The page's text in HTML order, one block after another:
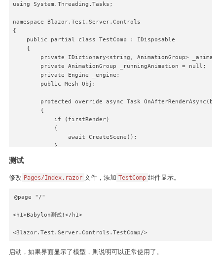
using System.Threading.Tasks;
namespace Blazor.Test.Server.Controls
{
    public partial class TestComp : IDisposable
    {
private IDictionary<string, AnimationGroup>
        private AnimationGroup _runningAnimation = null;
        private Engine _engine;
        public Mesh Obj;
protected override async Task
        {
            if (firstRender)
            {
                await CreateScene();
            }
        {
        }
        public async ValueTask CreateScene()
var canvas = await Canvas.GetElementById("test-
            var scene = await Scene.NewScene(engine);
测试
修改 Pages/Index.razor 文件，添加 TestComp 组件显示。
@page "/"
<h1>Babylon测试!</h1>
<Blazor.Test.Server.Controls.TestComp/>
启动，如果界面显示了模型，则说明可以正常使用了。